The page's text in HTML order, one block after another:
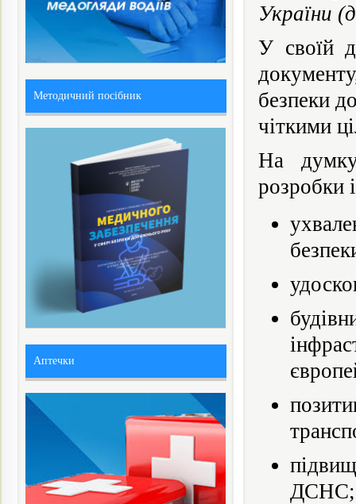
України
У своїй
безпеки
чіткими
На думку
розробки
ДСНС;
Методичний посібник
Аптечки